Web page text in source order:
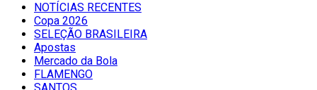
NOTÍCIAS RECENTES
Copa 2026
SELEÇÃO BRASILEIRA
Apostas
Mercado da Bola
FLAMENGO